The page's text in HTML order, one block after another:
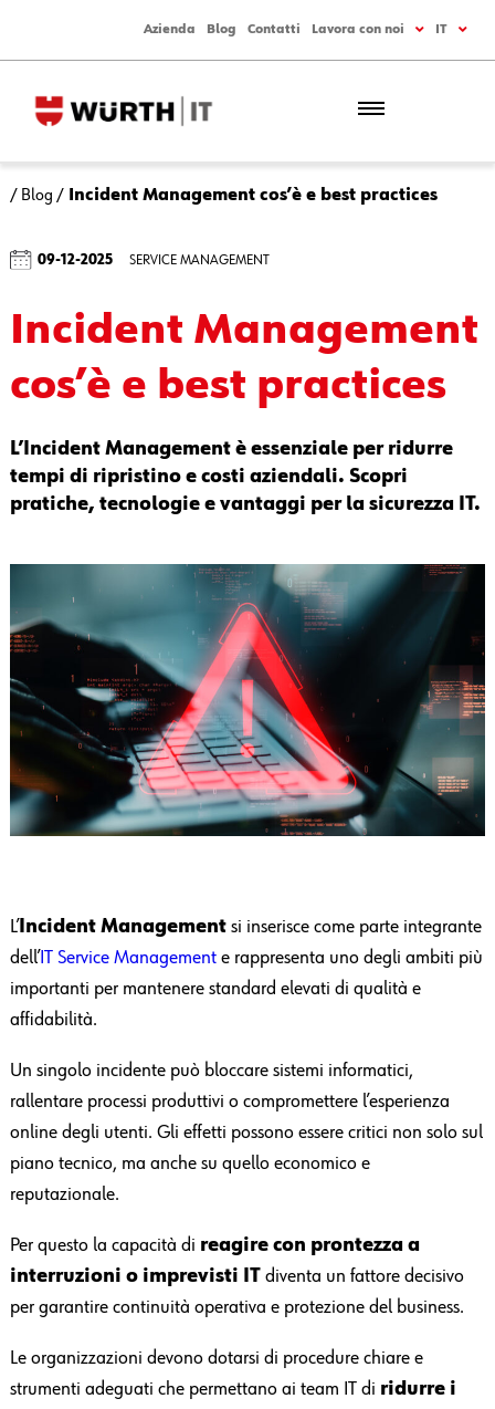
Azienda Blog Contatti Lavora con noi IT
/ Blog /Incident Management cos’è e best practices
09-12-2025 SERVICE MANAGEMENT
Incident Management
cos’è e best practices
L’Incident Management è essenziale per ridurre
tempi di ripristino e costi aziendali. Scopri
pratiche, tecnologie e vantaggi per la sicurezza IT.
L’Incident Managementsi inserisce come parte integrante
dell’IT Service Managemente rappresenta uno degli ambiti più
importanti per mantenere standard elevati di qualità e
affidabilità.
Un singolo incidente può bloccare sistemi informatici,
rallentare processi produttivi o compromettere l’esperienza
online degli utenti. Gli effetti possono essere critici non solo sul
piano tecnico, ma anche su quello economico e
reputazionale.
Per questo la capacità di reagire con prontezza a
interruzioni o imprevisti ITdiventa un fattore decisivo
per garantire continuità operativa e protezione del business.
Le organizzazioni devono dotarsi di procedure chiare e
strumenti adeguati che permettano ai team IT di ridurre i